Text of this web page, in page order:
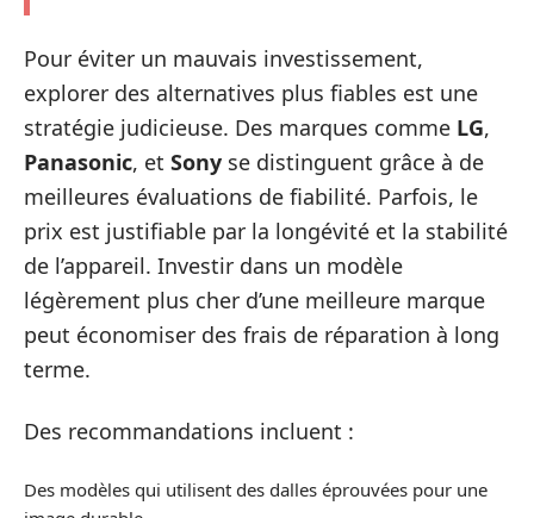
Pour éviter un mauvais investissement,
explorer des alternatives plus fiables est une
stratégie judicieuse. Des marques comme LG,
Panasonic, et Sony se distinguent grâce à de
meilleures évaluations de fiabilité. Parfois, le
prix est justifiable par la longévité et la stabilité
de l’appareil. Investir dans un modèle
légèrement plus cher d’une meilleure marque
peut économiser des frais de réparation à long
terme.
Des recommandations incluent :
Des modèles qui utilisent des dalles éprouvées pour une